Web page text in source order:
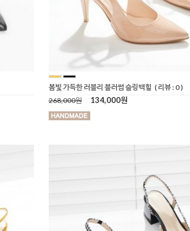
봄빛 가득한 러블리 블러썸 슬링백힐 ( 리뷰 : 0 )
268,000원
134,000원